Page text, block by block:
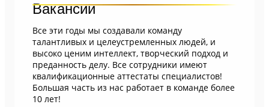
Вакансии
Все эти годы мы создавали команду
талантливых и целеустремленных людей, и
высоко ценим интеллект, творческий подход и
преданность делу. Все сотрудники имеют
квалификационные аттестаты специалистов!
Большая часть из нас работает в команде более
10 лет!